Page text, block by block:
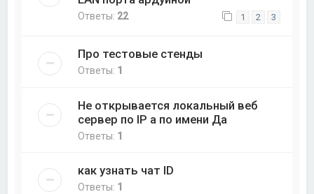
Ответы: 22 1 2 3
Про тестовые стенды
Ответы: 1
Не открывается локальный веб
сервер по IP а по имени Да
Ответы: 1
как узнать чат ID
Ответы: 1